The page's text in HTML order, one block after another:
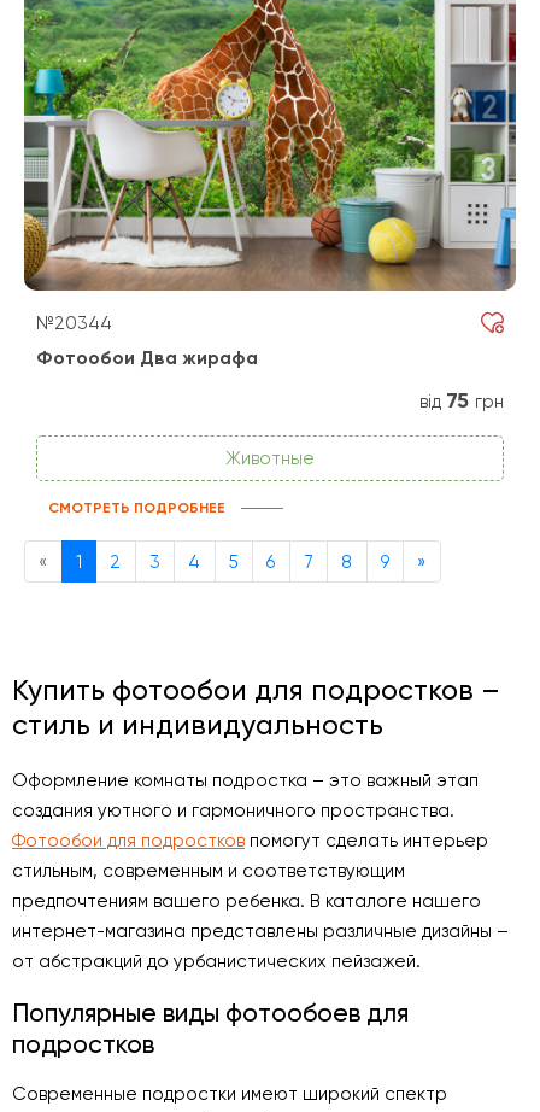
№20344
Фотообои Два жирафа
від 75 грн
Животные
СМОТРЕТЬ ПОДРОБНЕЕ
« Previous
1 2 3 4 5 6 7 8 9 »Next
Купить фотообои для подростков –
стиль и индивидуальность
Оформление комнаты подростка – это важный этап
создания уютного и гармоничного пространства.
Фотообои для подростков помогут сделать интерьер
стильным, современным и соответствующим
предпочтениям вашего ребенка. В каталоге нашего
интернет-магазина представлены различные дизайны –
от абстракций до урбанистических пейзажей.
Популярные виды фотообоев для
подростков
Современные подростки имеют широкий спектр